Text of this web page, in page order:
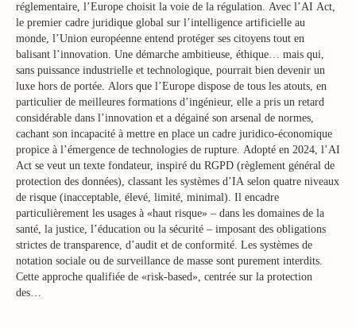
réglementaire, l’Europe choisit la voie de la régulation. Avec l’AI Act,
le premier cadre juridique global sur l’intelligence artificielle au
monde, l’Union européenne entend protéger ses citoyens tout en
balisant l’innovation. Une démarche ambitieuse, éthique… mais qui,
sans puissance industrielle et technologique, pourrait bien devenir un
luxe hors de portée. Alors que l’Europe dispose de tous les atouts, en
particulier de meilleures formations d’ingénieur, elle a pris un retard
considérable dans l’innovation et a dégainé son arsenal de normes,
cachant son incapacité à mettre en place un cadre juridico-économique
propice à l’émergence de technologies de rupture. Adopté en 2024, l’AI
Act se veut un texte fondateur, inspiré du RGPD (règlement général de
protection des données), classant les systèmes d’IA selon quatre niveaux
de risque (inacceptable, élevé, limité, minimal). Il encadre
particulièrement les usages à «haut risque» – dans les domaines de la
santé, la justice, l’éducation ou la sécurité – imposant des obligations
strictes de transparence, d’audit et de conformité. Les systèmes de
notation sociale ou de surveillance de masse sont purement interdits.
Cette approche qualifiée de «risk-based», centrée sur la protection
des…